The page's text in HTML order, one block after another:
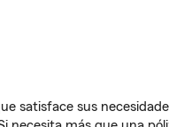
satisface sus